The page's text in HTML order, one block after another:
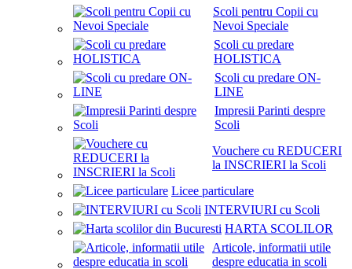
Scoli pentru Copii cu
Nevoi Speciale
Scoli cu predare
HOLISTICA
Scoli cu predare ON-
LINE
Impresii Parinti despre
Scoli
Vouchere cu REDUCERI
la INSCRIERI la Scoli
Licee particulare
INTERVIURI cu Scoli
HARTA SCOLILOR
Articole, informatii utile
despre educatia in scoli